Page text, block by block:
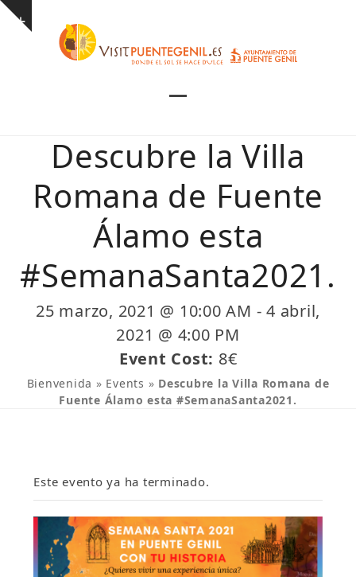
Skip
Show
mobile
menu
mobile
menu
Descubre la Villa
Romana de Fuente
Álamo esta
#SemanaSanta2021.
25 marzo, 2021 @ 10:00 AM - 4 abril,
2021 @ 4:00 PM
Event Cost: 8€
Bienvenida » Events » Descubre la Villa Romana de
Fuente Álamo esta #SemanaSanta2021.
Este evento ya ha terminado.